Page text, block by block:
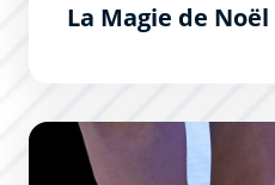
La Magie de Noël
Formation Premiers Secours